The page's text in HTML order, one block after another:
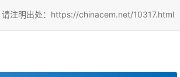
请注明出处：https://chinacem.net/10317.html